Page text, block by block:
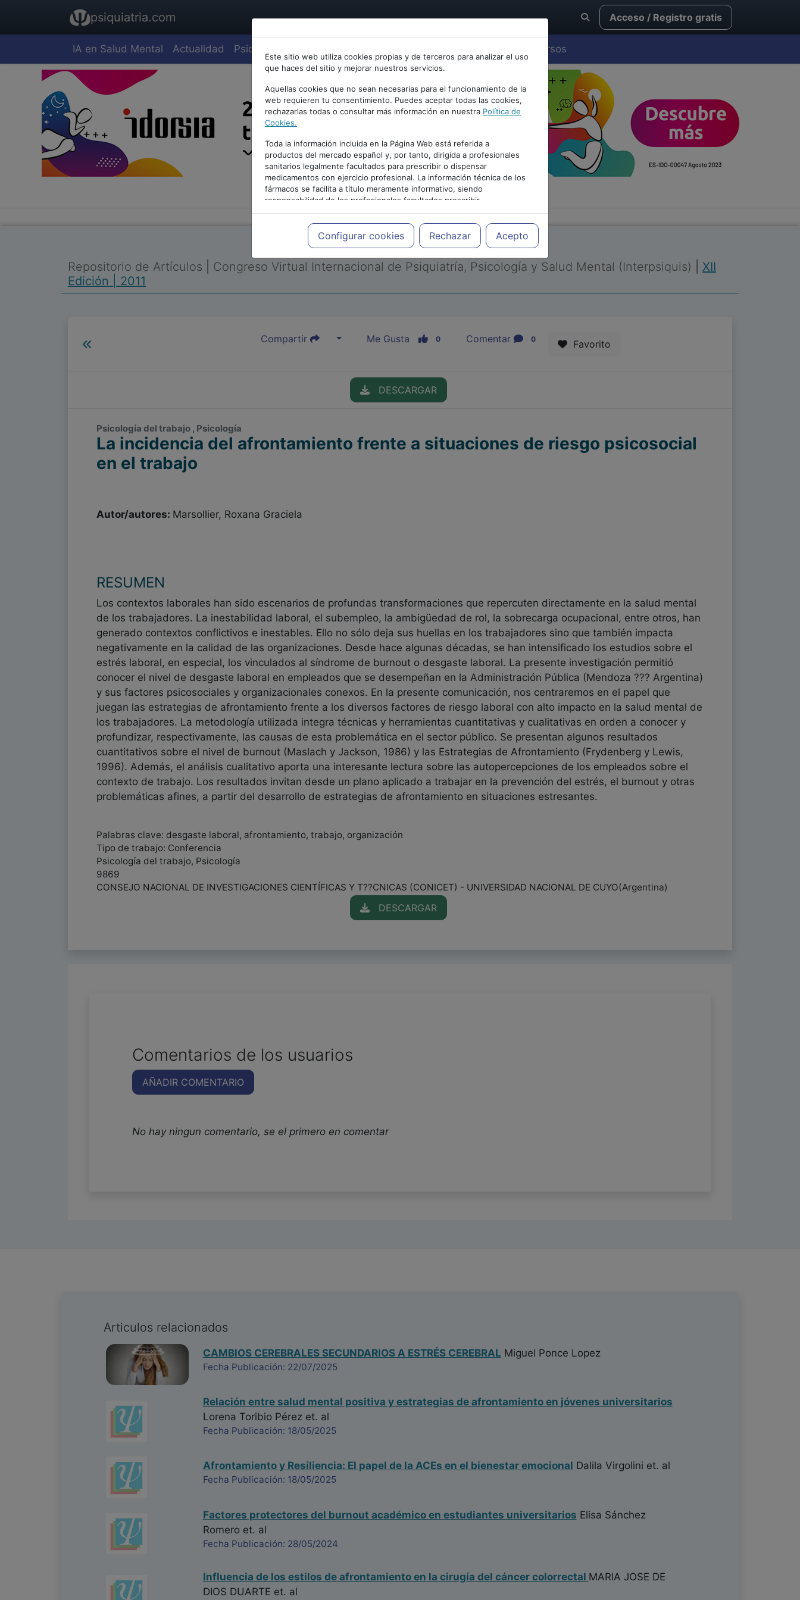
psiquiatria.com Acceso / Registro gratis
IA en Salud Mental Actualidad Psiquiatría Cursos
Este sitio web utiliza cookies propias y de terceros para analizar el uso
que haces del sitio y mejorar nuestros servicios.
Aquellas cookies que no sean necesarias para el funcionamiento de la
web requieren tu consentimiento. Puedes aceptar todas las cookies,
rechazarlas todas o consultar más información en nuestra Política de
Cookies.
Toda la información incluida en la Página Web está referida a
productos del mercado español y, por tanto, dirigida a profesionales
sanitarios legalmente facultados para prescribir o dispensar
medicamentos con ejercicio profesional. La información técnica de los
fármacos se facilita a título meramente informativo, siendo
responsabilidad de los profesionales facultados prescribir
medicamentos y decidir, en cada caso concreto, el tratamiento más
adecuado a las necesidades del paciente.
Configurar cookies Rechazar Acepto
PUBLICIDAD
Repositorio de Artículos Congreso Virtual Internacional de Psiquiatría, Psicología y Salud Mental (Interpsiquis)
XII
Edición | 2011
Compartir Me Gusta 0 Comentar 0 Favorito
DESCARGAR
Psicología del trabajo , Psicología
La incidencia del afrontamiento frente a situaciones de riesgo psicosocial
en el trabajo
Autor/autores: Marsollier, Roxana Graciela
RESUMEN
Los contextos laborales han sido escenarios de profundas transformaciones que repercuten directamente en la salud mental
de los trabajadores. La inestabilidad laboral, el subempleo, la ambigüedad de rol, la sobrecarga ocupacional, entre otros, han
generado contextos conflictivos e inestables. Ello no sólo deja sus huellas en los trabajadores sino que también impacta
negativamente en la calidad de las organizaciones. Desde hace algunas décadas, se han intensificado los estudios sobre el
estrés laboral, en especial, los vinculados al síndrome de burnout o desgaste laboral. La presente investigación permitió
conocer el nivel de desgaste laboral en empleados que se desempeñan en la Administración Pública (Mendoza ??? Argentina)
y sus factores psicosociales y organizacionales conexos. En la presente comunicación, nos centraremos en el papel que
juegan las estrategias de afrontamiento frente a los diversos factores de riesgo laboral con alto impacto en la salud mental de
los trabajadores. La metodología utilizada integra técnicas y herramientas cuantitativas y cualitativas en orden a conocer y
profundizar, respectivamente, las causas de esta problemática en el sector público. Se presentan algunos resultados
cuantitativos sobre el nivel de burnout (Maslach y Jackson, 1986) y las Estrategias de Afrontamiento (Frydenberg y Lewis,
1996). Además, el análisis cualitativo aporta una interesante lectura sobre las autopercepciones de los empleados sobre el
contexto de trabajo. Los resultados invitan desde un plano aplicado a trabajar en la prevención del estrés, el burnout y otras
problemáticas afines, a partir del desarrollo de estrategias de afrontamiento en situaciones estresantes.
Palabras clave: desgaste laboral, afrontamiento, trabajo, organización
Tipo de trabajo: Conferencia
Psicología del trabajo, Psicología
9869
CONSEJO NACIONAL DE INVESTIGACIONES CIENTÍFICAS Y T??CNICAS (CONICET) - UNIVERSIDAD NACIONAL DE CUYO(Argentina)
DESCARGAR
Comentarios de los usuarios
AÑADIR COMENTARIO
No hay ningun comentario, se el primero en comentar
Articulos relacionados
CAMBIOS CEREBRALES SECUNDARIOS A ESTRÉS CEREBRAL Miguel Ponce Lopez
Fecha Publicación: 22/07/2025
Relación entre salud mental positiva y estrategias de afrontamiento en jóvenes universitarios
Lorena Toribio Pérezet. al
Fecha Publicación: 18/05/2025
Afrontamiento y Resiliencia: El papel de la ACEs en el bienestar emocional Dalila Virgolini et. al
Fecha Publicación: 18/05/2025
Factores protectores del burnout académico en estudiantes universitarios Elisa Sánchez
Romeroet. al
Fecha Publicación: 28/05/2024
Influencia de los estilos de afrontamiento en la cirugía del cáncer colorrectal MARIA JOSE DE
DIOS DUARTE et. al